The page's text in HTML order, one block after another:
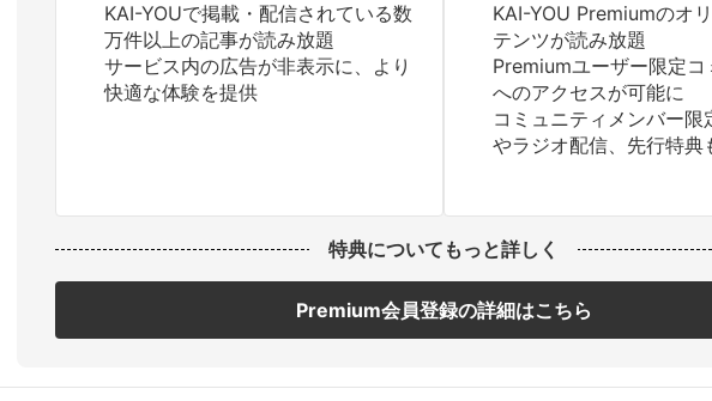
KAI-YOUで掲載・配信されている数
万件以上の記事が読み放題
サービス内の広告が非表示に、より
快適な体験を提供
KAI-YOU Premiumのオ
テンツが読み放題
Premiumユーザー限定コ
へのアクセスが可能に
コミュニティメンバー限
やラジオ配信、先行特典
特典についてもっと詳しく
Premium会員登録の詳細はこちら